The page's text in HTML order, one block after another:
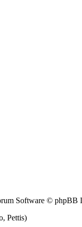
Software © phpBB
Pettis)